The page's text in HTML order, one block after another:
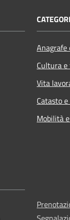
Cultura
Vita
Catasto
Mobilità